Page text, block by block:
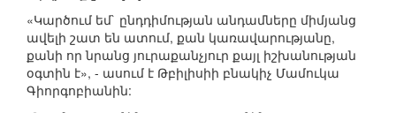
«Կարծում եմ` ընդդիմության անդամները միմյանց
ավելի շատ են ատում, քան կառավարությանը,
քանի որ նրանց յուրաքանչյուր քայլ իշխանության
օգտին է», - ասում է Թբիլիսիի բնակիչ Մամուկա
Գիորգոբիանին: